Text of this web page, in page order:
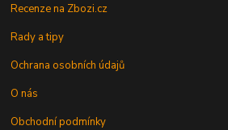
Recenze na Zbozi.cz
Rady a tipy
Ochrana osobních údajů
O nás
Obchodní podmínky